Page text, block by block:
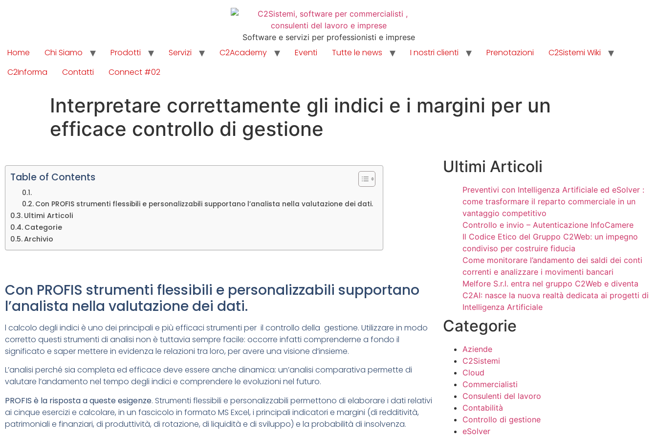
Software e servizi per professionisti e imprese
Home Chi Siamo Prodotti Servizi C2Academy Eventi Tutte le news I nostri clienti Prenotazioni
C2Sistemi Wiki
C2Informa
Contatti Connect #02
Interpretare correttamente gli indici e i margini per un
efficace controllo di gestione
Table of Contents
Con PROFIS strumenti flessibili e personalizzabili supportano l’analista nella valutazione dei dati.
Ultimi Articoli
Categorie
Archivio
Con PROFIS strumenti flessibili e personalizzabili supportano
l’analista nella valutazione dei dati.
l calcolo degli indici è uno dei principali e più efficaci strumenti per il controllo della gestione. Utilizzare in modo
corretto questi strumenti di analisi non è tuttavia sempre facile: occorre infatti comprenderne a fondo il
significato e saper mettere in evidenza le relazioni tra loro, per avere una visione d’insieme.
L’analisi perché sia completa ed efficace deve essere anche dinamica: un’analisi comparativa permette di
valutare l’andamento nel tempo degli indici e comprendere le evoluzioni nel futuro.
PROFIS è la risposta a queste esigenze. Strumenti flessibili e personalizzabili permettono di elaborare i dati relativi
ai cinque esercizi e calcolare, in un fascicolo in formato MS Excel, i principali indicatori e margini (di redditività,
patrimoniali e finanziari, di produttività, di rotazione, di liquidità e di sviluppo) e la probabilità di insolvenza.
Ultimi Articoli
Preventivi con Intelligenza Artificiale ed eSolver :
come trasformare il reparto commerciale in un
vantaggio competitivo
Controllo e invio – Autenticazione InfoCamere
Il Codice Etico del Gruppo C2Web: un impegno
condiviso per costruire fiducia
Come monitorare l’andamento dei saldi dei conti
correnti e analizzare i movimenti bancari
Melfore S.r.l. entra nel gruppo C2Web e diventa
C2AI: nasce la nuova realtà dedicata ai progetti di
Intelligenza Artificiale
Categorie
Aziende
C2Sistemi
Cloud
Commercialisti
Consulenti del lavoro
Contabilità
Controllo di gestione
eSolver